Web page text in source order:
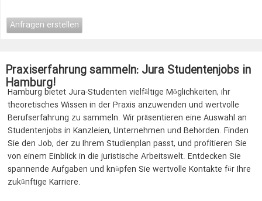
Anfragen erstellen
Praxiserfahrung sammeln: Jura Studentenjobs in
Hamburg!
Hamburg bietet Jura-Studenten vielfältige Möglichkeiten, ihr
theoretisches Wissen in der Praxis anzuwenden und wertvolle
Berufserfahrung zu sammeln. Wir präsentieren eine Auswahl an
Studentenjobs in Kanzleien, Unternehmen und Behörden. Finden
Sie den Job, der zu Ihrem Studienplan passt, und profitieren Sie
von einem Einblick in die juristische Arbeitswelt. Entdecken Sie
spannende Aufgaben und knüpfen Sie wertvolle Kontakte für Ihre
zukünftige Karriere.